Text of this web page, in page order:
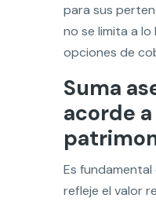
para sus
no se limita a
opciones de
Suma
acorde a
Es
refleje el valor